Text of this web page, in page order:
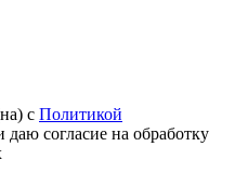
с Политикой
даю согласие на обработку